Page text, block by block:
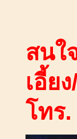
สนใ
เอี้ย
โทร